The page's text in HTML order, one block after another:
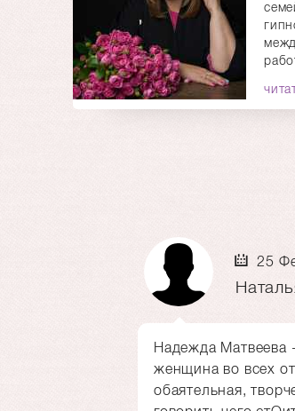
25
Надежда
женщина во всех
обаятельная,